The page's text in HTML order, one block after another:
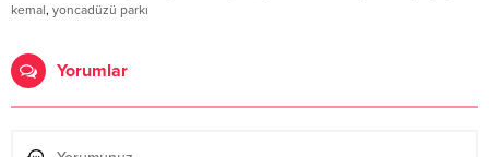
kemal, yoncadüzü parkı
Yorumlar